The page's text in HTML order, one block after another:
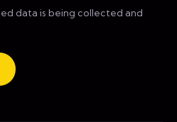
data is being collected and